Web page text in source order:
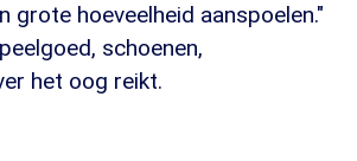
grote hoeveelheid aanspoelen."
schoenen,
het oog reikt.